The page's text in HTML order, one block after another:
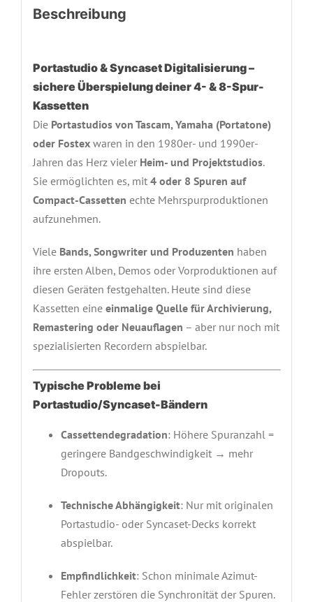
Beschreibung
Portastudio & Syncaset Digitalisierung –
sichere Überspielung deiner 4- & 8-Spur-
Kassetten
Die Portastudios von Tascam, Yamaha (Portatone)
oder Fostexwaren in den 1980er- und 1990er-
Jahren das Herz vieler Heim- und Projektstudios.
Sie ermöglichten es, mit 4 oder 8 Spuren auf
Compact-Cassetten echte Mehrspurproduktionen
aufzunehmen.
Viele Bands, Songwriter und Produzenten haben
ihre ersten Alben, Demos oder Vorproduktionen auf
diesen Geräten festgehalten. Heute sind diese
Kassetten eine einmalige Quelle für Archivierung,
Remastering oder Neuauflagen – aber nur noch mit
spezialisierten Recordern abspielbar.
Typische Probleme bei
Portastudio/Syncaset-Bändern
Cassettendegradation: Höhere Spuranzahl =
geringere Bandgeschwindigkeit → mehr
Dropouts.
Technische Abhängigkeit: Nur mit originalen
Portastudio- oder Syncaset-Decks korrekt
abspielbar.
Empfindlichkeit: Schon minimale Azimut-
Fehler zerstören die Synchronität der Spuren.